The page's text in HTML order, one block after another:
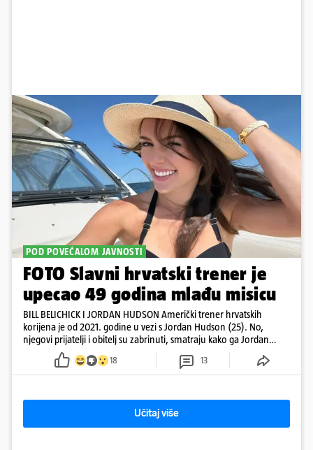
POD POVEĆALOM JAVNOSTI
FOTO Slavni hrvatski trener je
upecao 49 godina mlađu misicu
BILL BELICHICK I JORDAN HUDSON Američki trener hrvatskih
korijena je od 2021. godine u vezi s Jordan Hudson (25). No,
njegovi prijatelji i obitelj su zabrinuti, smatraju kako ga Jordan
kontrolira
18 13
Učitaj više